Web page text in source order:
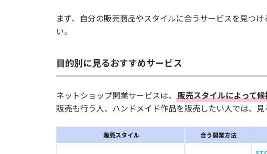
まず、自分の販売商品やスタイルに合うサービスを見つ
い。
目的別に見るおすすめサービス
ネットショップ開業サービスは、 販売スタイルによって
販売も行う人、ハンドメイド作品を販売したい人では、見
販売スタイル 合う開業方法